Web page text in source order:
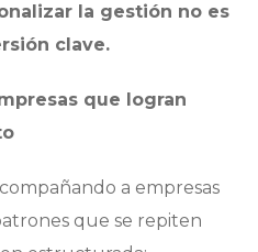
la gestión no es
clave.
que logran
a empresas
que se repiten